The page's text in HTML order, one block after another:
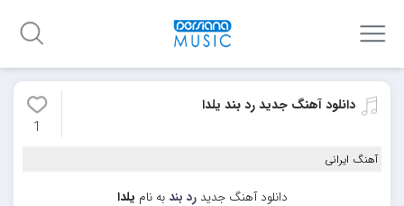
دانلود آهنگ جدید رد بند یلدا
1
آهنگ ایرانی
دانلود آهنگ جدیدرد بند به نام یلدا